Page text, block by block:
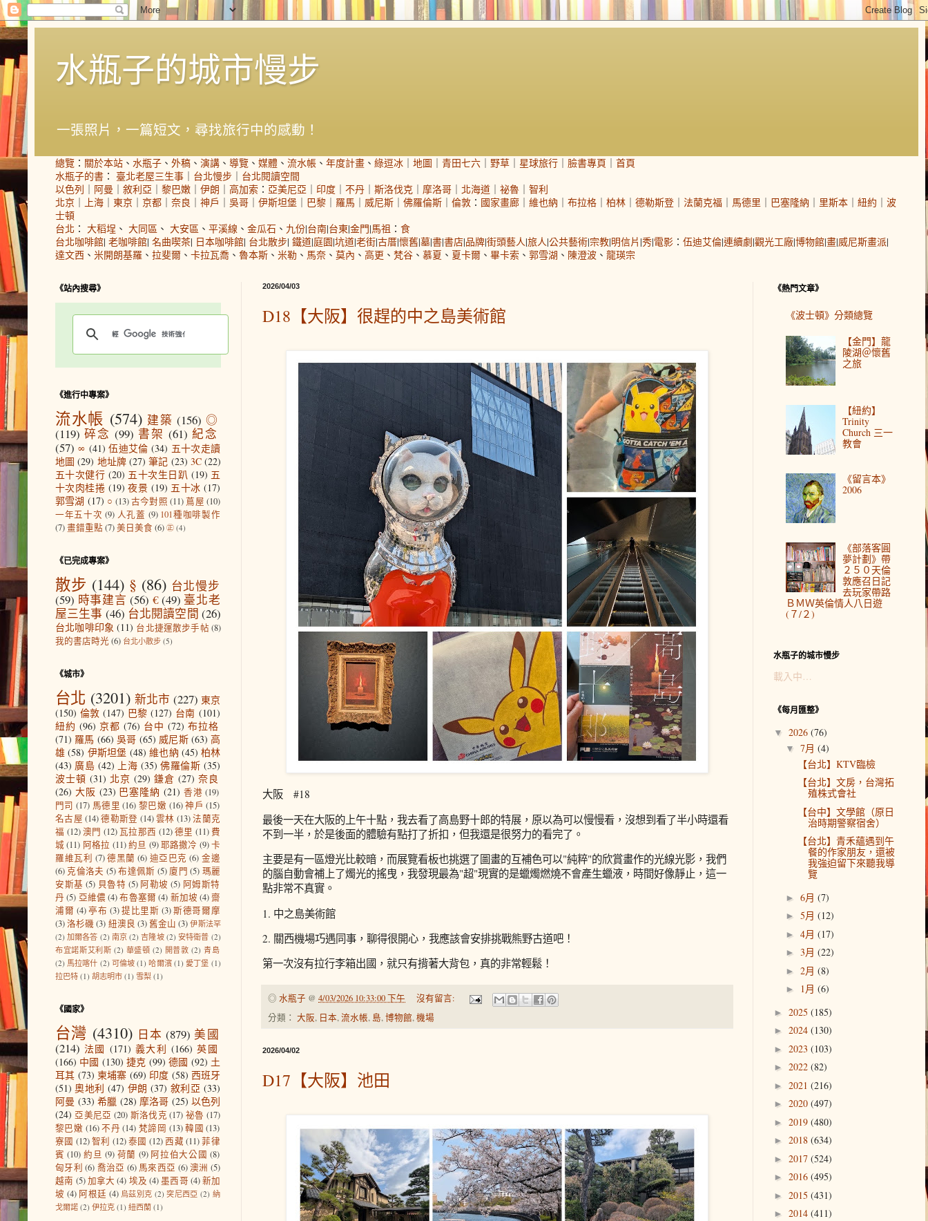
水瓶子的城市慢步
一張照片，一篇短文，尋找旅行中的感動！
總覽 ： 關於本站 、 水瓶子 、 外稿 、 演講 、 導覽 、 媒體 、 流水帳 、 年度計畫 、 綠逗冰 ｜ 地圖 ｜ 青田七六 ｜ 野草 ｜ 星球旅行 ｜ 臉書專頁 ｜ 首頁
水瓶子的書 ： 臺北老屋三生事 ｜ 台北慢步 ｜ 台北閱讀空間
以色列 ｜ 阿曼 ｜ 敘利亞 ｜ 黎巴嫩 ｜ 伊朗 ｜ 高加索 ： 亞美尼亞 ｜ 印度 ｜ 不丹 ｜ 斯洛伐克 ｜ 摩洛哥 ｜ 北海道 ｜ 祕魯 ｜ 智利
北京 ｜ 上海 ｜ 東京 ｜ 京都 ｜ 奈良 ｜ 神戶 ｜ 吳哥 ｜ 伊斯坦堡 ｜ 巴黎 ｜ 羅馬 ｜ 威尼斯 ｜ 佛羅倫斯 ｜ 倫敦 ： 國家畫廊 ｜ 維也納 ｜ 布拉格 ｜ 柏林 ｜ 德勒斯登 ｜ 法蘭克福 ｜ 馬德里 ｜ 巴塞隆納 ｜ 里斯本 ｜ 紐約 ｜ 波
士頓
台北 ： 大稻埕 、 大同區 、 大安區 、 平溪線 、 金瓜石 、 九份|台南|台東|金門|馬祖 ： 食
台北咖啡館| 老咖啡館| 名曲喫茶| 日本咖啡館| 台北散步| 鐵道|庭園|坑道|老街|古厝|懷舊|墓|書|書店|品牌|街頭藝人|旅人|公共藝術|宗教|明信片 |秀|電影 ： 伍迪艾倫|連續劇|觀光工廠|博物館|畫|威尼斯畫派|
達文西 、 米開朗基羅 、 拉斐爾 、 卡拉瓦喬 、 魯本斯 、 米勒 、 馬奈 、 莫內 、 高更 、 梵谷 、 慕夏 、 夏卡爾 、 畢卡索 、 郭雪湖 、 陳澄波 、 龍瑛宗
2026/04/03
D18【大阪】很趕的中之島美術館
大阪 #18
最後一天在大阪的上午十點，我去看了高島野十郎的特展，原以為可以慢慢看，沒想到看了半小時還看
不到一半，於是後面的體驗有點打了折扣，但我還是很努力的看完了。
主要是有一區燈光比較暗，而展覽看板也挑選了圖畫的互補色可以"純粹"的欣賞畫作的光線光影，我們
的腦自動會補上了燭光的搖曳，我發現最為"超"現實的是蠟燭燃燒不會產生蠟液，時間好像靜止，這一
點非常不真實。
1. 中之島美術館
2. 關西機場巧遇同事，聊得很開心，我應該會安排挑戰熊野古道吧！
第一次沒有拉行李箱出國，就只有揹著大背包，真的非常輕鬆！
◎ 水瓶子 @ 4/03/2026 10:33:00 下午
沒有留言:
分類： 大阪, 日本,流水帳, 島,博物館,機場
2026/04/02
D17【大阪】池田
《站內搜尋》
《進行中專案》
流水帳 (574) 建築 (156) ◎
(119) 碎念 (99) 書架 (61) 紀念
(57) ∞ (41) 伍迪艾倫 (34) 五十次走讀
地圖 (29) 地址牌 (27) 筆記 (23) 3C (22)
五十次健行 (20) 五十次生日趴 (19) 五
十次肉桂捲 (19) 夜景 (19) 五十冰 (17)
郭雪湖 (17) ○ (13)古今對照 (11) 蔦屋 (10)
一年五十次 (9) 人孔蓋 (9) 101種咖啡製作
(7)畫錯重點 (7)美日美食 (6) ㊣ (4)
《已完成專案》
散步 (144) § (86) 台北慢步
(59) 時事建言 (56) € (49) 臺北老
屋三生事 (46) 台北閱讀空間 (26)
台北咖啡印象 (11) 台北捷運散步手帖 (8)
我的書店時光 (6) 台北小散步 (5)
《城市》
台北 (3201) 新北市 (227) 東京
(150) 倫敦 (147) 巴黎 (127) 台南 (101)
紐約 (96) 京都 (76) 台中 (72) 布拉格
(71) 羅馬 (66) 吳哥 (65) 威尼斯 (63) 高
雄 (58) 伊斯坦堡 (48) 維也納 (45) 柏林
(43) 廣島 (42) 上海 (35) 佛羅倫斯 (35)
波士頓 (31) 北京 (29) 鎌倉 (27) 奈良
(26) 大阪 (23) 巴塞隆納 (21) 香港 (19)
門司 (17) 馬德里 (16) 黎巴嫩 (16) 神戶 (15)
名古屋 (14) 德勒斯登 (14)雲林 (13)法蘭克
福 (12) 澳門 (12)瓦拉那西 (12) 德里 (11) 費
城 (11) 阿格拉 (11)約旦 (9) 耶路撒冷 (9)卡
羅維瓦利 (7) 德黑蘭 (6) 迪亞巴克 (6) 金邊
(6) 克倫洛夫 (5)布達佩斯 (5) 廈門 (5) 瑪麗
安斯基 (5) 貝魯特 (5) 阿勒坡 (5) 阿姆斯特
丹 (5) 亞維儂 (4) 布魯塞爾 (4) 新加坡 (4) 齋
浦爾 (4) 亭布 (3) 提比里斯 (3) 斯德哥爾摩
(3)洛杉磯 (3) 紐澳良 (3)舊金山 (3) 伊斯法罕
(2) 加爾各答 (2) 南京 (2) 吉隆坡 (2) 安特衛普 (2)
布宜諾斯艾利斯 (2) 華盛頓 (2) 開普敦 (2) 青島
(2) 馬拉喀什 (2) 可倫坡 (1) 哈爾濱 (1) 愛丁堡 (1)
拉巴特 (1) 胡志明市 (1) 雪梨 (1)
《國家》
台灣 (4310) 日本 (879) 美國
(214) 法國 (171) 義大利 (166) 英國
(166) 中國 (130) 捷克 (99) 德國 (92) 土
耳其 (73) 柬埔寨 (69) 印度 (58) 西班牙
(51) 奧地利 (47) 伊朗 (37) 敘利亞 (33)
阿曼 (33) 希臘 (28) 摩洛哥 (25) 以色列
(24) 亞美尼亞 (20) 斯洛伐克 (17) 祕魯 (17)
黎巴嫩 (16) 不丹 (14) 梵諦岡 (13) 韓國 (13)
寮國 (12)智利 (12)泰國 (12)西藏 (11) 菲律
賓 (10) 約旦 (9) 荷蘭 (9) 阿拉伯大公國 (8)
匈牙利 (6) 喬治亞 (6) 馬來西亞 (6)澳洲 (5)
越南 (5) 加拿大 (4) 埃及 (4)墨西哥 (4)新加
坡 (4) 阿根廷 (4) 烏茲別克 (2) 突尼西亞 (2) 納
戈爾諾 (2) 伊拉克 (1) 紐西蘭 (1)
《熱門文章》
《波士頓》分類總覽
【金門】龍
陵湖＠懷舊
之旅
【紐約】
Trinity
Church 三一
教會
《留言本》
2006
《部落客圓
夢計劃》帶
２５０天倫
敦應召日記
去玩家帶路
ＢＭＷ英倫情人八日遊
(７/２)
水瓶子的城市慢步
載入中…
《每月匯整》
▼ 2026 (76)
▼ 7月 (4)
【台北】KTV臨檢
【台北】文房，台灣拓
殖株式會社
【台中】文學館（原日
治時期警察宿舍）
【台北】青禾蘊遇到午
餐的作家朋友，還被
我強迫留下來聽我導
覽
► 6月 (7)
► 5月 (12)
► 4月 (17)
► 3月 (22)
► 2月 (8)
► 1月 (6)
► 2025 (185)
► 2024 (130)
► 2023 (103)
► 2022 (82)
► 2021 (216)
► 2020 (497)
► 2019 (480)
► 2018 (634)
► 2017 (524)
► 2016 (495)
► 2015 (431)
► 2014 (411)